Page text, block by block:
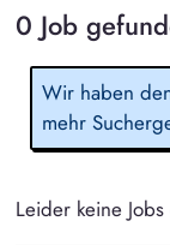
0 Job
Wir haben
mehr
Leider keine